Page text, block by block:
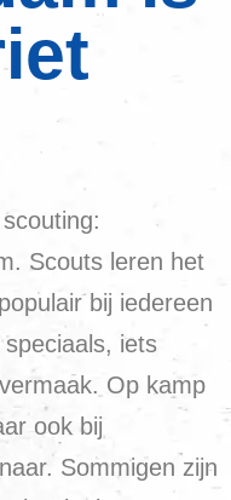
Scouts leren het
bij iedereen
iets
Op kamp
ook bij
Sommigen zijn